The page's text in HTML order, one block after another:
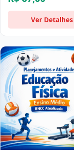
Ver Detalhes